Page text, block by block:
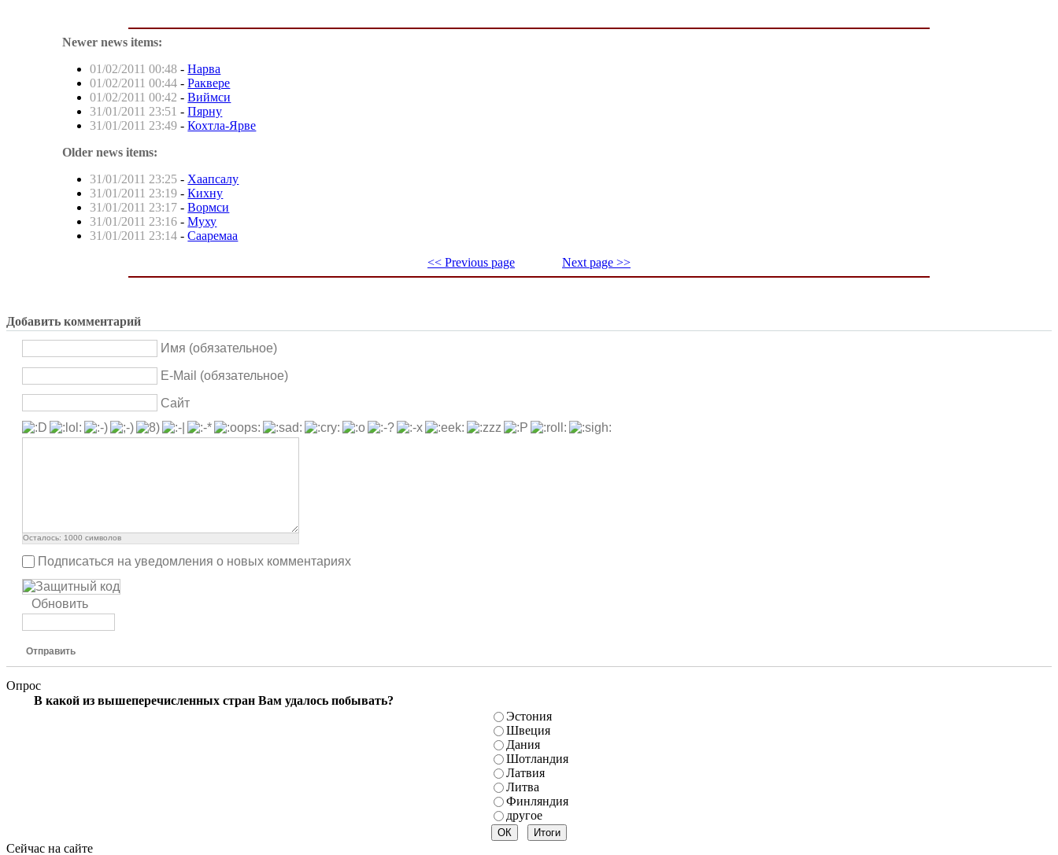
Newer news items:
01/02/2011 00:48 -Нарва
01/02/2011 00:44 -Раквере
01/02/2011 00:42 -Виймси
31/01/2011 23:51 -Пярну
31/01/2011 23:49 -Кохтла-Ярве
Older news items:
31/01/2011 23:25 - Хаапсалу
31/01/2011 23:19 -Кихну
31/01/2011 23:17 -Вормси
31/01/2011 23:16 -Муху
31/01/2011 23:14 -Сааремаа
<< Previous page
Next page >>
Добавить комментарий
Имя (обязательное)
E-Mail (обязательное)
Сайт
Осталось: 1000 символов
Подписаться на уведомления о новых комментариях
Обновить
Отправить
Опрос
В какой из вышеперечисленных стран Вам удалось побывать?
Эстония
Швеция
Дания
Шотландия
Латвия
Литва
Финляндия
другое
Сейчас на сайте